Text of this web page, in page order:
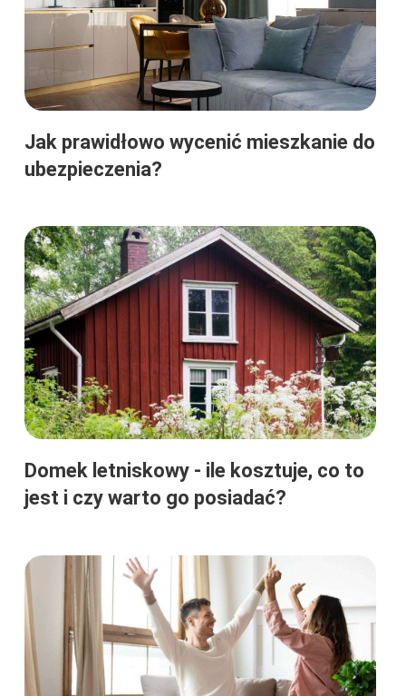
Jak prawidłowo wycenić mieszkanie do
ubezpieczenia?
Domek letniskowy - ile kosztuje, co to
jest i czy warto go posiadać?